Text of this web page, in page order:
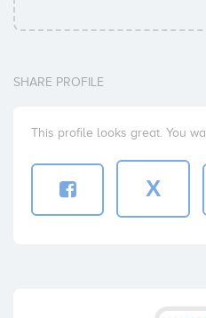
SHARE PROFILE
This profile looks great. You
X